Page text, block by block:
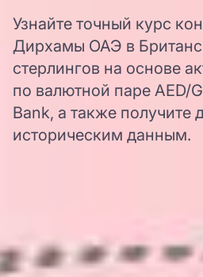
Узнайте точный курс
Дирхамы ОАЭ в
стерлингов на основе
по валютной паре AED/
Bank, а также получите
историческим данным.